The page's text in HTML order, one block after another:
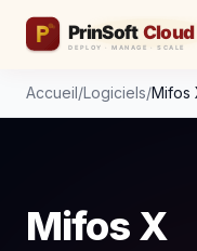
Accueil/Logiciels/Mifos
Mifos X